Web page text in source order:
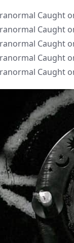
Caught
Caught
Caught
Caught
Caught